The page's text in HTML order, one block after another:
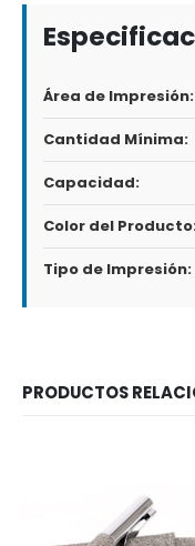
Área de Impresión:
Cantidad Mínima:
Capacidad:
Color del
Tipo de Impresión:
PRODUCTOS